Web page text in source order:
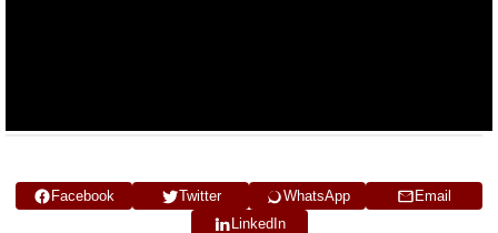
Facebook Twitter WhatsApp
Email
LinkedIn